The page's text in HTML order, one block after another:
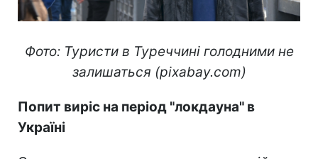
Фото: Туристи в Туреччині голодними не
залишаться (pixabay.com)
Попит виріс на період "локдауна" в
Україні